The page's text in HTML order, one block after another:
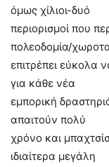
όμως χίλιοι-δυό
περιορισμοί που
πολεοδομία/
επιτρέπει εύκολα
για κάθε νέα
εμπορική
απαιτούν πολύ
χρόνο και
ιδιαίτερα μεγάλη